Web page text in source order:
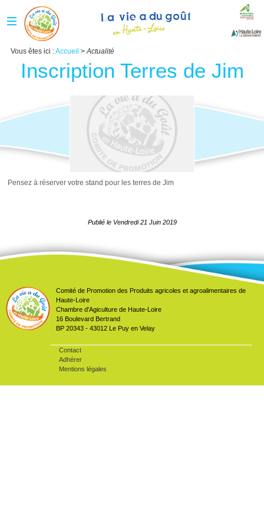
Vous êtes ici :Accueil >Actualité
Inscription Terres de Jim
Pensez à réserver votre stand pour les terres de Jim
Publié le Vendredi 21 Juin 2019
Comité de Promotion des Produits agricoles et agroalimentaires de
Haute-Loire
Chambre d'Agiculture de Haute-Loire
16 Boulevard Bertrand
BP 20343 - 43012 Le Puy en Velay
Contact
Adhérer
Mentions légales